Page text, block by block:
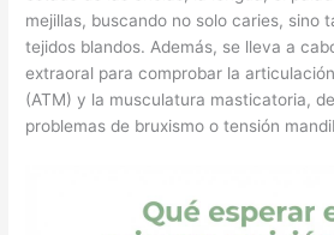
mejillas, buscando no solo caries, sino
tejidos blandos. Además, se lleva a
extraoral para comprobar la
(ATM) y la musculatura masticatoria,
problemas de bruxismo o tensión